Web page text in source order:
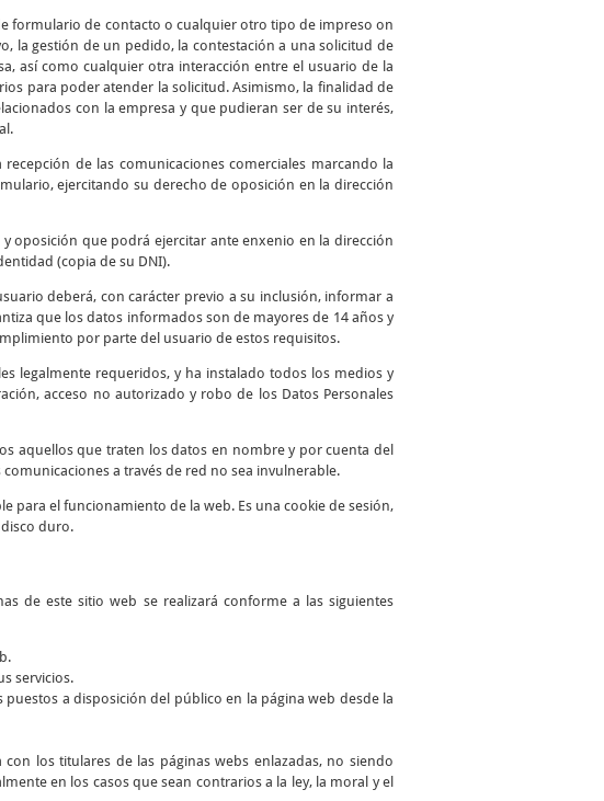
formulario de contacto o cualquier otro tipo de impreso on
la gestión de un pedido, la contestación a una solicitud de
así como cualquier otra interacción entre el usuario de la
para poder atender la solicitud. Asimismo, la finalidad de
con la empresa y que pudieran ser de su interés,
de las comunicaciones comerciales marcando la
ejercitando su derecho de oposición en la dirección
oposición que podrá ejercitar ante enxenio en la dirección
(copia de su DNI).
deberá, con carácter previo a su inclusión, informar a
que los datos informados son de mayores de 14 años y
por parte del usuario de estos requisitos.
legalmente requeridos, y ha instalado todos los medios y
acceso no autorizado y robo de los Datos Personales
aquellos que traten los datos en nombre y por cuenta del
a través de red no sea invulnerable.
para el funcionamiento de la web. Es una cookie de sesión,
duro.
de este sitio web se realizará conforme a las siguientes
servicios.
a disposición del público en la página web desde la
los titulares de las páginas webs enlazadas, no siendo
en los casos que sean contrarios a la ley, la moral y el